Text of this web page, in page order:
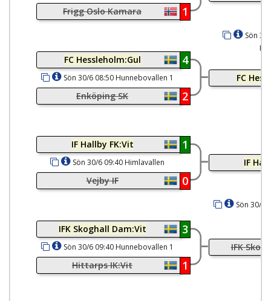
Kungshamn
Frigg Oslo Kamara 1
FC Hessleholm:Gul 4
Sön 30/6 08:50 Hunnebovallen 1
9v9
Enköping SK 2
IF Hallby FK:Vit 1
Sön 30/6 09:40 Himlavallen
Kungshamn
Vejby IF 0
IFK Skoghall Dam:Vit 3
Sön 30/6 09:40 Hunnebovallen 1
9v9
Hittarps IK:Vit 1
Sön
FC
IF
Sön 30/6
IFK